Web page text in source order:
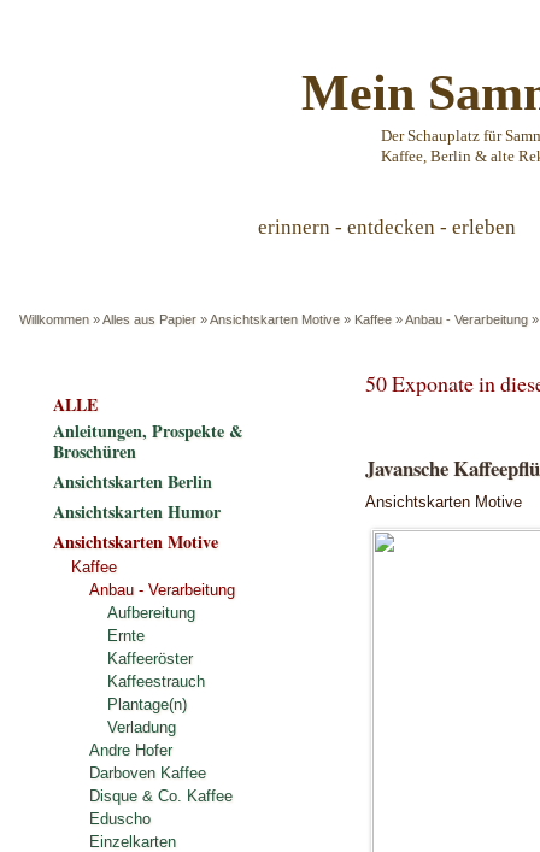
Mein
Der Schauplatz für
Kaffee, Berlin & alte
erinnern - entdecken - erleben
Willkommen »Alles aus Papier »Ansichtskarten Motive » Kaffee »Anbau - Verarbeitung
50 Exponate in
Javansche
Ansichtskarten Motive
ALLE
Anleitungen, Prospekte &
Broschüren
Ansichtskarten Berlin
Ansichtskarten Humor
Ansichtskarten Motive
Kaffee
Anbau - Verarbeitung
Aufbereitung
Ernte
Kaffeeröster
Kaffeestrauch
Plantage(n)
Verladung
Andre Hofer
Darboven Kaffee
Disque & Co. Kaffee
Eduscho
Einzelkarten